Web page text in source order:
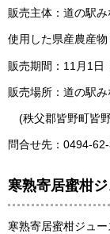
販売主体：道の駅
使用した県産農産
販売期間：11月1日
販売場所：道の駅
(秩父郡皆野町皆
問合せ先：0494-
寒熟寄居蜜柑
寒熟寄居蜜柑ジュ